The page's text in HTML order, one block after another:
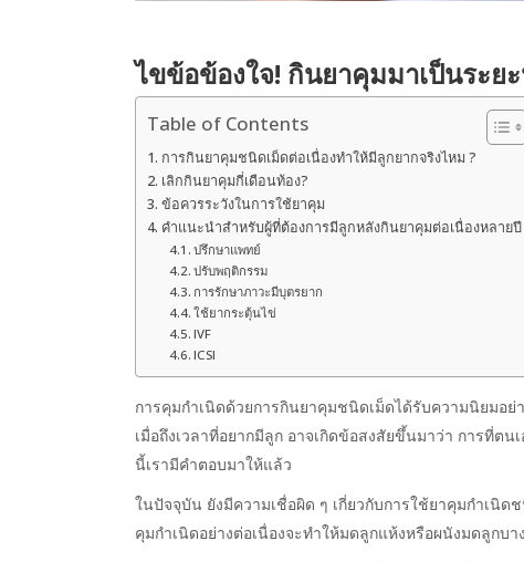
ไขข้อข้องใจ! กินยาคุมมาเป็นระย
Table of Contents
การกินยาคุมชนิดเม็ดต่อเนื่องทำให้มีลูกยากจริงไหม ?
เลิกกินยาคุมกี่เดือนท้อง?
ข้อควรระวังในการใช้ยาคุม
คำแนะนำสำหรับผู้ที่ต้องการมีลูกหลังกินยาคุมต่อเนื่องหลายปี
ปรึกษาแพทย์
ปรับพฤติกรรม
การรักษาภาวะมีบุตรยาก
ใช้ยากระตุ้นไข่
IVF
ICSI
การคุมกำเนิดด้วยการกินยาคุมชนิดเม็ดได้รับความนิยมอ
เมื่อถึงเวลาที่อยากมีลูก อาจเกิดข้อสงสัยขึ้นมาว่า การที่ต
นี้เรามีคำตอบมาให้แล้ว
ในปัจจุบัน ยังมีความเชื่อผิด ๆ เกี่ยวกับการใช้ยาคุมกำเนิ
คุมกำเนิดอย่างต่อเนื่องจะทำให้มดลูกแห้งหรือผนังมดลูกบา